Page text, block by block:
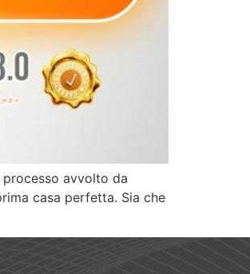
processo avvolto da
casa perfetta. Sia che